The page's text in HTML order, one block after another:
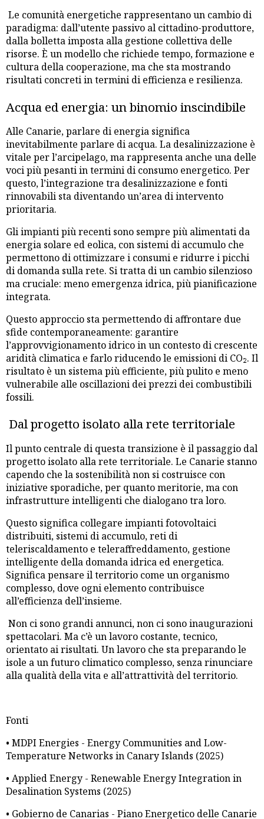
Le comunità energetiche rappresentano un cambio di
paradigma: dall’utente passivo al cittadino-produttore,
dalla bolletta imposta alla gestione collettiva delle
risorse. È un modello che richiede tempo, formazione e
cultura della cooperazione, ma che sta mostrando
risultati concreti in termini di efficienza e resilienza.
Acqua ed energia: un binomio inscindibile
Alle Canarie, parlare di energia significa
inevitabilmente parlare di acqua. La desalinizzazione è
vitale per l’arcipelago, ma rappresenta anche una delle
voci più pesanti in termini di consumo energetico. Per
questo, l’integrazione tra desalinizzazione e fonti
rinnovabili sta diventando un’area di intervento
prioritaria.
Gli impianti più recenti sono sempre più alimentati da
energia solare ed eolica, con sistemi di accumulo che
permettono di ottimizzare i consumi e ridurre i picchi
di domanda sulla rete. Si tratta di un cambio silenzioso
ma cruciale: meno emergenza idrica, più pianificazione
integrata.
Questo approccio sta permettendo di affrontare due
sfide contemporaneamente: garantire
l’approvvigionamento idrico in un contesto di crescente
aridità climatica e farlo riducendo le emissioni di CO₂. Il
risultato è un sistema più efficiente, più pulito e meno
vulnerabile alle oscillazioni dei prezzi dei combustibili
fossili.
Dal progetto isolato alla rete territoriale
Il punto centrale di questa transizione è il passaggio dal
progetto isolato alla rete territoriale. Le Canarie stanno
capendo che la sostenibilità non si costruisce con
iniziative sporadiche, per quanto meritorie, ma con
infrastrutture intelligenti che dialogano tra loro.
Questo significa collegare impianti fotovoltaici
distribuiti, sistemi di accumulo, reti di
teleriscaldamento e teleraffreddamento, gestione
intelligente della domanda idrica ed energetica.
Significa pensare il territorio come un organismo
complesso, dove ogni elemento contribuisce
all’efficienza dell’insieme.
Non ci sono grandi annunci, non ci sono inaugurazioni
spettacolari. Ma c’è un lavoro costante, tecnico,
orientato ai risultati. Un lavoro che sta preparando le
isole a un futuro climatico complesso, senza rinunciare
alla qualità della vita e all’attrattività del territorio.
Fonti
• MDPI Energies - Energy Communities and Low-
Temperature Networks in Canary Islands (2025)
• Applied Energy - Renewable Energy Integration in
Desalination Systems (2025)
• Gobierno de Canarias - Piano Energetico delle Canarie